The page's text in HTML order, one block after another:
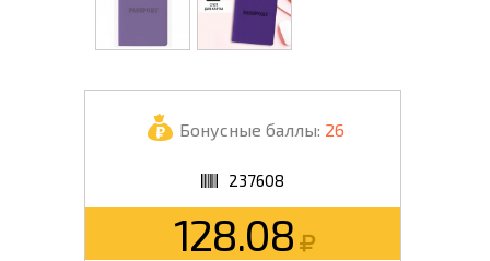
Бонусные баллы: 26
237608
128.08